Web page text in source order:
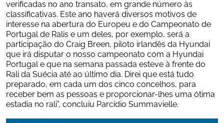
verificadas no ano transato, em grande número às
classificativas. Este ano haverá diversos motivos de
interesse na abertura do Europeu e do Campeonato de
Portugal de Ralis e um deles, por exemplo, será a
participação do Craig Breen, piloto irlandês da Hyundai
que irá disputar o nosso campeonato com a Hyundai
Portugal e que na semana passada esteve à frente do
Rali da Suécia até ao último dia. Direi que está tudo
preparado, em cada um dos cinco concelhos, para
receber bem as pessoas e proporcionar-lhes uma ótima
estadia no rali”, concluiu Parcídio Summavielle.